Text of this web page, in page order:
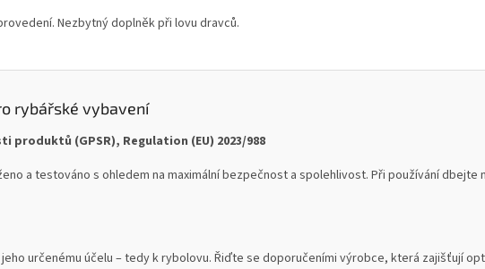
Nezbytný doplněk při lovu dravců.
rybářské vybavení
produktů (GPSR), Regulation (EU) 2023/988
a testováno s ohledem na maximální bezpečnost a spolehlivost. Při používání
určenému účelu – tedy k rybolovu. Řiďte se doporučeními výrobce, která zajišťují